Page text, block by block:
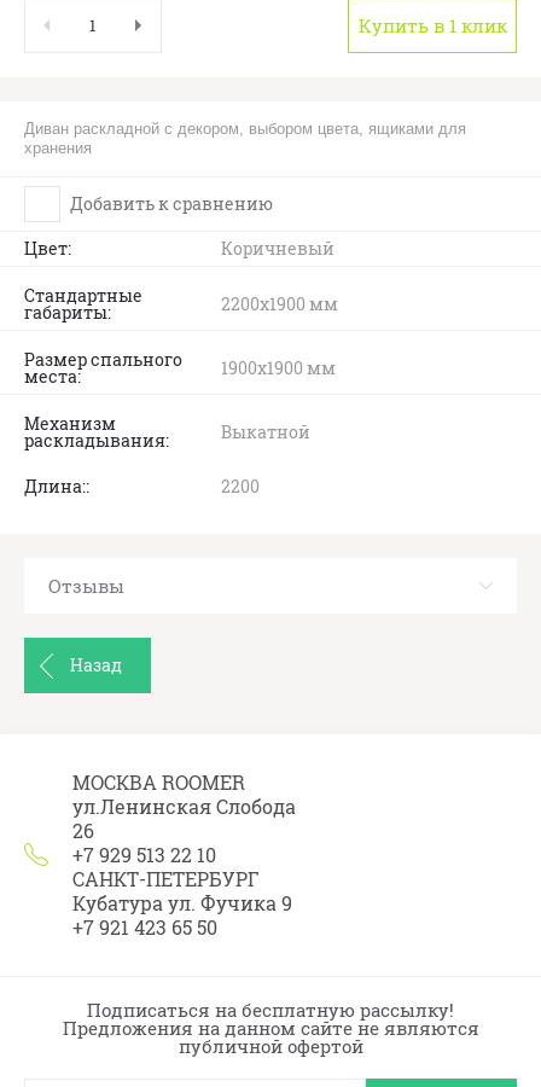
Купить в 1 клик
Диван раскладной с декором, выбором цвета, ящиками для
хранения
Добавить к сравнению
Цвет
Коричневый
Стандартные
габариты 2200х1900 мм
Размер спального
места 1900х1900 мм
Механизм
раскладывания Выкатной
Длина: 2200
Отзывы
Назад
МОСКВА ROOMER
ул.Ленинская Слобода
26
+7 929 513 22 10
САНКТ-ПЕТЕРБУРГ
Кубатура ул. Фучика 9
+7 921 423 65 50
Подписаться на бесплатную рассылку!
Предложения на данном сайте не являются
публичной офертой